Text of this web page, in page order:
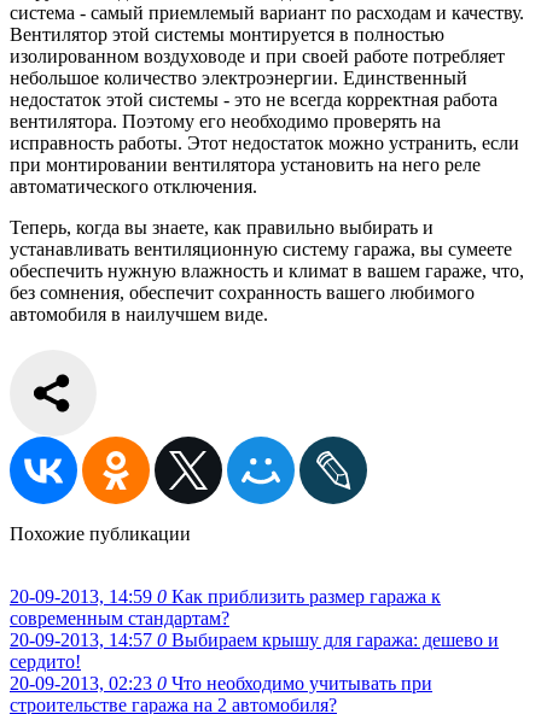
система - самый приемлемый вариант по расходам и качеству.
Вентилятор этой системы монтируется в полностью
изолированном воздуховоде и при своей работе потребляет
небольшое количество электроэнергии. Единственный
недостаток этой системы - это не всегда корректная работа
вентилятора. Поэтому его необходимо проверять на
исправность работы. Этот недостаток можно устранить, если
при монтировании вентилятора установить на него реле
автоматического отключения.
Теперь, когда вы знаете, как правильно выбирать и
устанавливать вентиляционную систему гаража, вы сумеете
обеспечить нужную влажность и климат в вашем гараже, что,
без сомнения, обеспечит сохранность вашего любимого
автомобиля в наилучшем виде.
Похожие публикации
20-09-2013, 14:59 0 Как приблизить размер гаража к
современным стандартам?
20-09-2013, 14:57 0 Выбираем крышу для гаража: дешево и
сердито!
20-09-2013, 02:23 0 Что необходимо учитывать при
строительстве гаража на 2 автомобиля?